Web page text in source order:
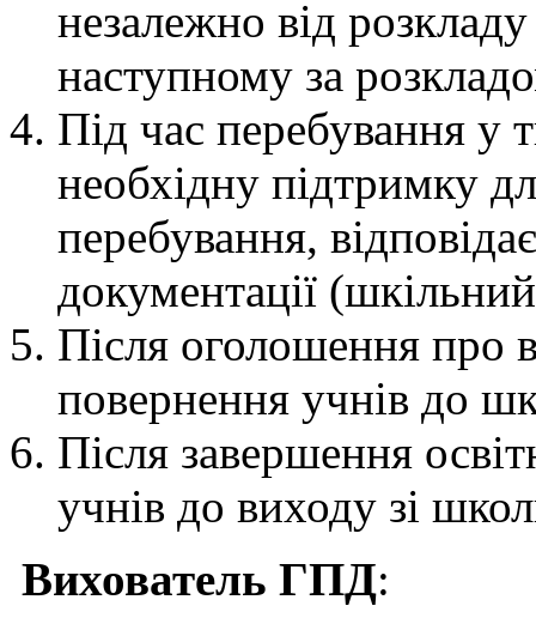
незалежно від
наступному за
Під час перебування у
необхідну підтримку
перебування,
документації
Після оголошення про
повернення учнів до
Після завершення
учнів до виходу зі
Вихователь ГПД: